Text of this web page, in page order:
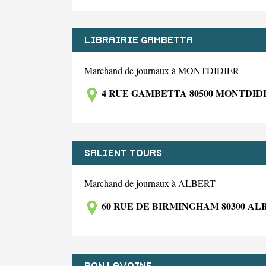
LIBRAIRIE GAMBETTA
Marchand de journaux à MONTDIDIER
4 RUE GAMBETTA 80500
SALIENT TOURS
Marchand de journaux à ALBERT
60 RUE DE BIRMINGHAM 80300